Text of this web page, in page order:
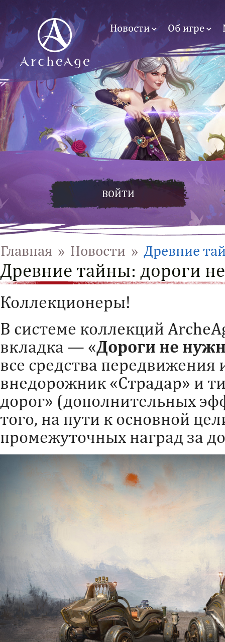
Новости Об игре
ВОЙТИ
Главная » Новости » Древние
Древние тайны: дороги
Коллекционеры!
В системе коллекций
вкладка — «Дороги не
все средства передвижения
внедорожник «Страдар» и
дорог» (дополнительных
того, на пути к основной
промежуточных наград за